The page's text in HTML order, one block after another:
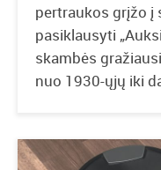
pertraukos grįžo į
pasiklausyti
skambės
nuo 1930-ųjų iki